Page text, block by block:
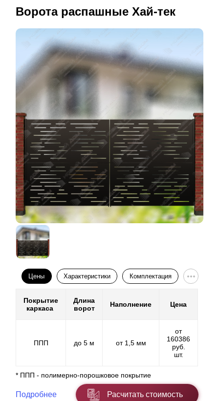
Ворота распашные Хай-тек
Цены Характеристики Комплектация
Покрытие
каркаса
Длина
ворот
Наполнение Цена
ППП до 5 м от 1,5 мм
от
160386
руб.
шт.
* ППП - полимерно-порошковое покрытие
Подробнее Расчитать стоимость